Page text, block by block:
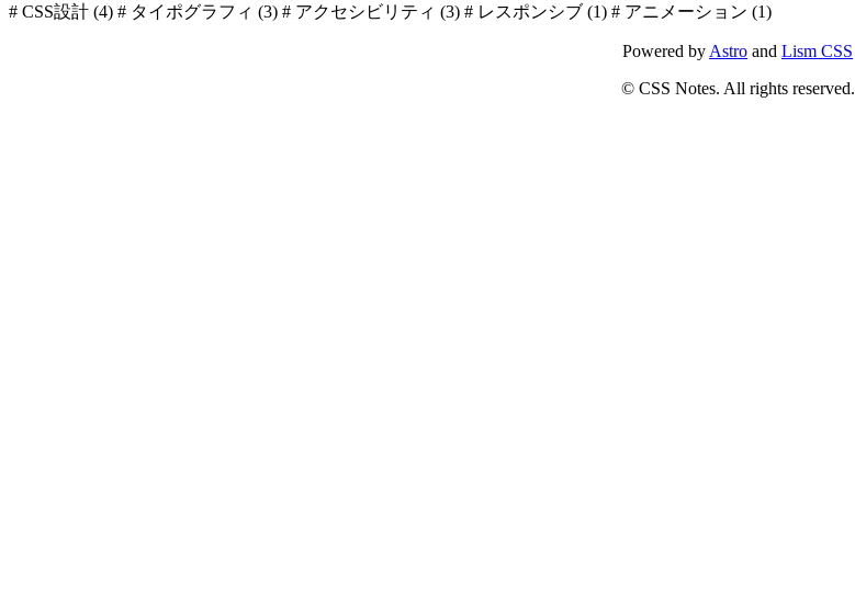
# CSS設計 (4) # タイポグラフィ (3) # アクセシビリティ (3) # レスポンシブ (1) # アニメーション (1)
Powered by Astro and Lism CSS
© CSS Notes. All rights reserved.